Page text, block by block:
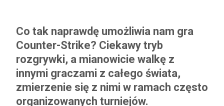
Co tak naprawdę umożliwia nam gra
Counter-Strike? Ciekawy tryb
rozgrywki, a mianowicie walkę z
innymi graczami z całego świata,
zmierzenie się z nimi w ramach często
organizowanych turniejów.